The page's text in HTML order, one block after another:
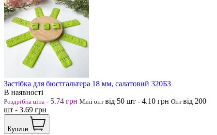
Застібка для бюстгальтера 18 мм, салатовий 320БЗ
В наявності
Роздрібна ціна - 5.74 грн Міні опт від 50 шт - 4.10 грн Опт від 200
шт - 3.69 грн
Купити